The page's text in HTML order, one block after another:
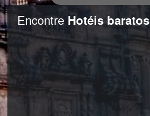
Encontre Hotéis baratos